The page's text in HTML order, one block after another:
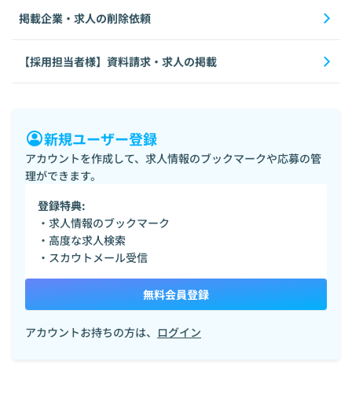
掲載企業・求人の削除依頼
【採用担当者様】資料請求・求人の掲載
新規ユーザー登録
アカウントを作成して、求人情報のブックマークや応募の管
理ができます。
登録特典:
・求人情報のブックマーク
・高度な求人検索
・スカウトメール受信
無料会員登録
アカウントお持ちの方は、 ログイン